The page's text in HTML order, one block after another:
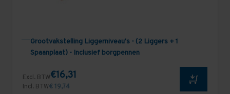
Grootvakstelling Liggerniveau's - (2 Liggers + 1
Spaanplaat) - Inclusief borgpennen
Excl. BTW€16,31
Incl. BTW€ 19,74